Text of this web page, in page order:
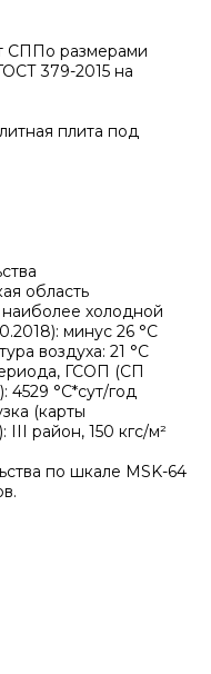
СППо размерами
379-2015 на
плита под
область
наиболее холодной
минус 26 °С
воздуха: 21 °С
ГСОП (СП
4529 °С*сут/год
(карты
район, 150 кгс/м²
по шкале MSK-64